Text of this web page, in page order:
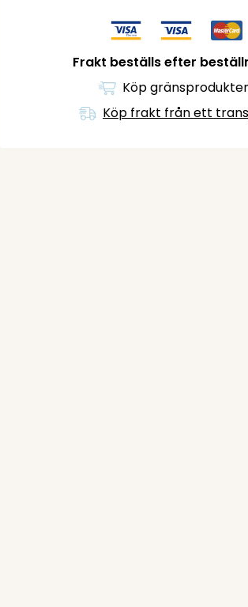
Frakt beställs efter
Köp
Köp frakt från ett